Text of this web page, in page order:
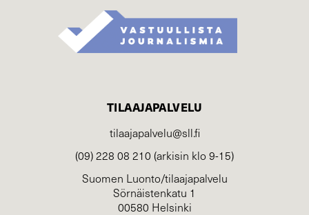
TILAAJAPALVELU
tilaajapalvelu@sll.fi
(09) 228 08 210 (arkisin klo 9-15)
Suomen Luonto/tilaajapalvelu
Sörnäistenkatu 1
00580 Helsinki